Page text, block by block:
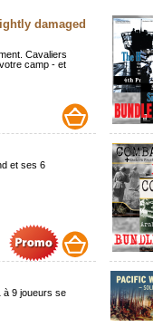
damaged
Cavaliers
camp - et
et ses 6
à 9 joueurs se